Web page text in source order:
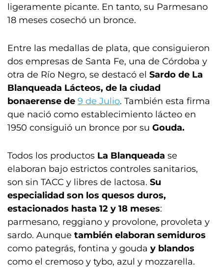
ligeramente picante. En tanto, su Parmesano
18 meses cosechó un bronce.
Entre las medallas de plata, que consiguieron
dos empresas de Santa Fe, una de Córdoba y
otra de Río Negro, se destacó el Sardo de La
Blanqueada Lácteos, de la ciudad
bonaerense de 9 de Julio. También esta firma
que nació como establecimiento lácteo en
1950 consiguió un bronce por su Gouda.
Todos los productos La Blanqueada se
elaboran bajo estrictos controles sanitarios,
son sin TACC y libres de lactosa. Su
especialidad son los quesos duros,
estacionados hasta 12 y 18 meses:
parmesano, reggiano y provolone, provoleta y
sardo. Aunque también elaboran semiduros
como pategrás, fontina y gouda y blandos
como el cremoso y tybo, azul y mozzarella.